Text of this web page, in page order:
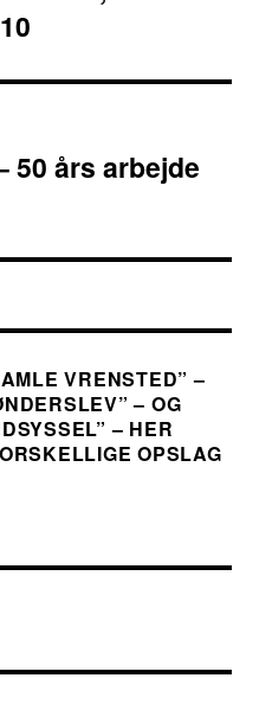
50 års arbejde
VRENSTED” –
– OG
– HER
OPSLAG